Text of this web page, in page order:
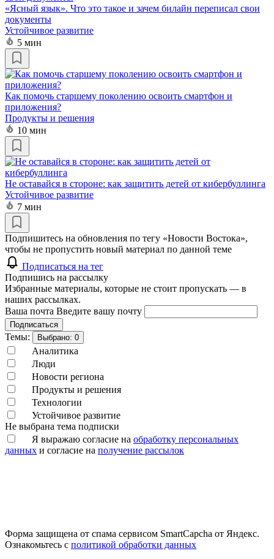
«Ясный язык». Что это такое и зачем билайн переписал свои
документы
Устойчивое развитие
5 мин
Как помочь старшему поколению освоить смартфон и
приложения?
Продукты и решения
10 мин
Не оставайся в стороне: как защитить детей от кибербуллинга
Устойчивое развитие
7 мин
Подпишитесь на обновления по тегу «Новости Востока»,
чтобы не пропустить новый материал по данной теме
Подписаться на тег
Подпишись на рассылку
Избранные материалы, которые не стоит пропускать — в
наших рассылках.
Ваша почта Введите вашу почту
Подписаться
Темы: Выбрано: 0
Аналитика
Люди
Новости региона
Продукты и решения
Технологии
Устойчивое развитие
Не выбрана тема подписки
Я выражаю согласие на обработку персональных
данных и согласие на получение рассылок
Форма защищена от спама сервисом SmartCapcha от Яндекс.
Ознакомьтесь с политикой обработки данных